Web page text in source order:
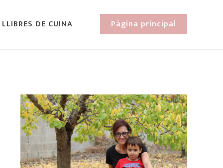
DE CUINA Pàgina principal